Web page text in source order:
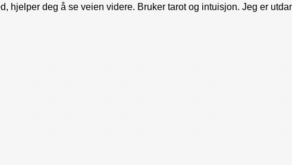
hjelper deg å se veien videre. Bruker tarot og intuisjon. Jeg er